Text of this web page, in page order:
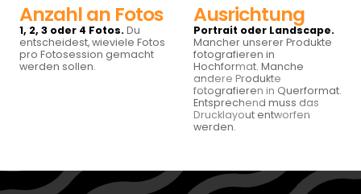
Anzahl an Fotos
1, 2, 3 oder 4 Fotos. Du
entscheidest, wieviele Fotos
pro Fotosession gemacht
werden sollen.
Ausrichtung
Portrait oder Landscape.
Mancher unserer Produkte
fotografieren in
Hochformat. Manche
andere Produkte
fotografieren in Querformat.
Entsprechend muss das
Drucklayout entworfen
werden.